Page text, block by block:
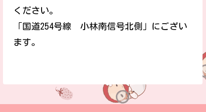
ください。
「国道254号線 小林南信号北側」にござい
ます。